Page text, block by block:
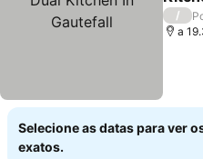
Ver
/
a
Selecione as datas para ver
exatos.